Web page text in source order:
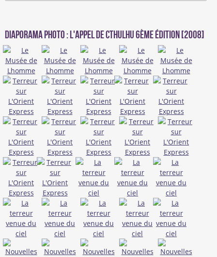
Diaporama photo : L'appel de Cthulhu 6ème édition [2008]